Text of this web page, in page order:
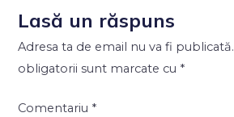
Lasă un răspuns
Adresa ta de email nu va fi publicată.
obligatorii sunt marcate cu *
Comentariu *